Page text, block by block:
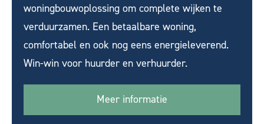
woningbouwoplossing om complete wijken te
verduurzamen. Een betaalbare woning,
comfortabel en ook nog eens energieleverend.
Win-win voor huurder en verhuurder.
Meer informatie